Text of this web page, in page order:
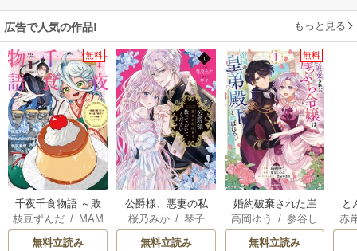
広告で人気の作品! もっと見る
無料
千夜千食物語 ～敗
国の姫ですが氷の
皇子殿下がどうも
枝豆ずんだ/ MAM
AKOTO
/ 鴉羽凛燈
無料立読み
公爵様、悪妻の私
はもう放っておい
てください
桜乃みか/ 琴子
無料立読み
無料
婚約破棄された崖
っぷち令嬢は、帝
国の皇弟殿下と結
高岡ゆう /参谷し
/ 雲屋ゆきお
無料立読み
と
赤